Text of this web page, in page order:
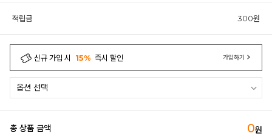
적립금 300원
신규 가입 시 15% 즉시 할인 가입하기
총 상품 금액 0원